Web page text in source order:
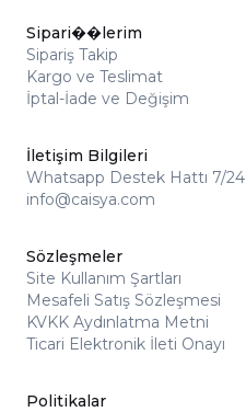
Sipari��lerim
Sipariş Takip
Kargo ve Teslimat
İptal-İade ve Değişim
İletişim Bilgileri
Whatsapp Destek Hattı 7/24
info@caisya.com
Sözleşmeler
Site Kullanım Şartları
Mesafeli Satış Sözleşmesi
KVKK Aydınlatma Metni
Ticari Elektronik İleti Onayı
Politikalar